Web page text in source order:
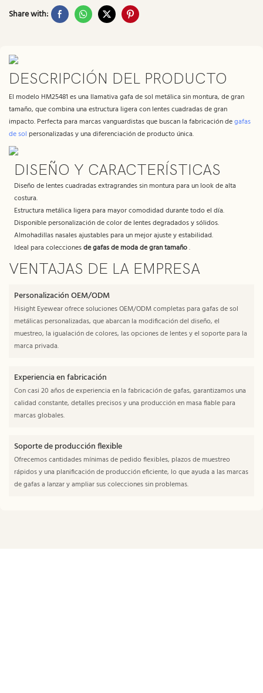
Share with:
DESCRIPCIÓN DEL PRODUCTO
El modelo HM25481 es una llamativa gafa de sol metálica sin montura, de gran
tamaño, que combina una estructura ligera con lentes cuadradas de gran
impacto. Perfecta para marcas vanguardistas que buscan la fabricación degafas
de sol personalizadas y una diferenciación de producto única.
DISEÑO Y CARACTERÍSTICAS
Diseño de lentes cuadradas extragrandes sin montura para un look de alta
costura.
Estructura metálica ligera para mayor comodidad durante todo el día.
Disponible personalización de color de lentes degradados y sólidos.
Almohadillas nasales ajustables para un mejor ajuste y estabilidad.
Ideal para coleccionesde gafas de moda de gran tamaño.
VENTAJAS DE LA EMPRESA
Personalización OEM/ODM
Hisight Eyewear ofrece soluciones OEM/ODM completas para gafas de sol
metálicas personalizadas, que abarcan la modificación del diseño, el
muestreo, la igualación de colores, las opciones de lentes y el soporte para la
marca privada.
Experiencia en fabricación
Con casi 20 años de experiencia en la fabricación de gafas, garantizamos una
calidad constante, detalles precisos y una producción en masa fiable para
marcas globales.
Soporte de producción flexible
Ofrecemos cantidades mínimas de pedido flexibles, plazos de muestreo
rápidos y una planificación de producción eficiente, lo que ayuda a las marcas
de gafas a lanzar y ampliar sus colecciones sin problemas.